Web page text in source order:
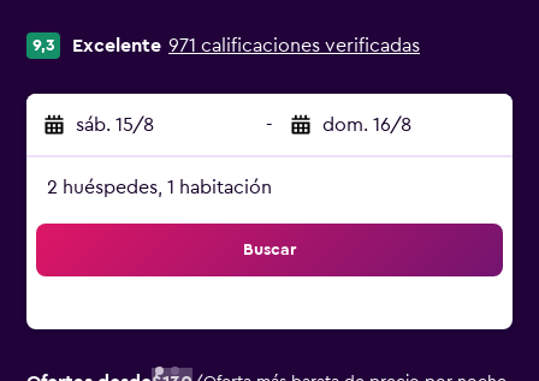
9,3 Excelente 971 calificaciones verificadas
sáb. 15/8 - dom. 16/8
2 huéspedes, 1 habitación
Buscar